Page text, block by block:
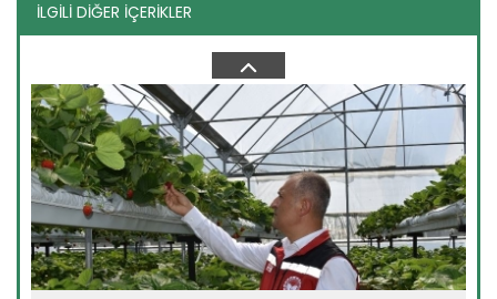
İLGİLİ DİĞER İÇERİKLER
Malç uygulaması maliyet...
Erzincan'da bir üretici, sebze tarlasında uyguladığı plastik
Devamını Oku ->